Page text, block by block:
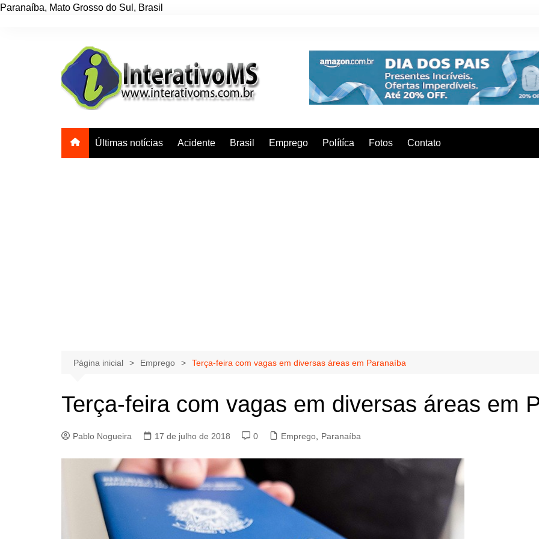
Paranaíba, Mato Grosso do Sul , Brasil
Últimas notícias Acidente Brasil Emprego Polítíca Fotos Contato
Página inicial Emprego Terça-feira com vagas em diversas áreas em Paranaíba
Terça-feira com vagas em diversas áreas em
Pablo Nogueira 17 de julho de 2018 0 Emprego Paranaíba